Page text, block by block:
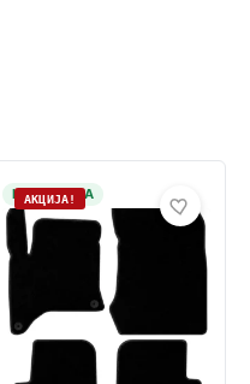
НА ЗАЛИХА
АКЦИЈА!